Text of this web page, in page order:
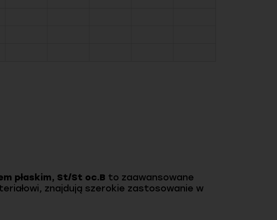
płaskim, St/St oc.B to zaawansowane
znajdują szerokie zastosowanie w